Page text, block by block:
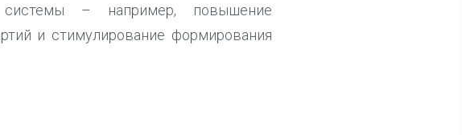
системы – например, повышение
и стимулирование формирования